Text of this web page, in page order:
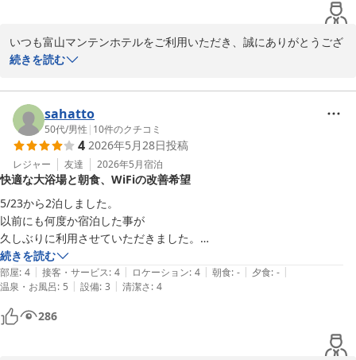
④夕食：ホテル隣接のおすすめ飲食店「焼肉」「居酒屋」「生簀割
烹」
ン」ネット販売
………………………………………………
⑤お好み枕：5種類から選べる「枕コーナー」　10階エレベーター
富山マンテンホテル（マンテンホテルチェーン）
また富山へお越しの際にはぜひご利用くださいませ。ご来館を心
よりお待ち申し上げております。
＝＝＝＝＝＝＝＝＝＝＝＝＝＝＝＝＝＝＝＝＝
■□■　富山マンテンホテルの魅力　■□■
＝＝＝＝＝＝＝＝＝＝＝＝＝＝＝＝＝＝＝＝＝
①アクセス：ＪＲ富山駅改札口正面より、市内電車で5分・桜橋駅
下車(復路優待乗車券有）
………………………………………………
②大浴場：【男湯】 「立山連峰展望浴場」人工ラジウム温泉・サウ
ナ・水風呂・ジェット風呂・露天風呂完備
【女湯】　人工ラジウム温泉、岩盤浴(天照石)・クールダウン室
付無料　※3名様限定(フロント予約要)
………………………………………………
③朝食：立山連峰眺望！！朝風呂入って、ゆっくり寛ぎながら「選
北陸の味・お袋の味「和定食」、カロリー最適「洋定食」：サラ
利用させていただきます。
11月に来るので宿泊予定です。
いつも富山マンテンホテルをご利用いただき、誠にありがとうござ
います。
大浴場やレストランからの立山連峰の眺望をお楽しみいただけたと
のこと、大変嬉しく拝読いたしました。天候に恵まれた日の雄大な
立山連峰の景色は、当ホテルならではの魅力のひとつでございま
す。
一方で、WiFiの接続につきましてはご不便をおかけし申し訳ござい
ませんでした。先日いただきましたご投稿の回答と重複いたします
が、より快適な通信環境を提供する為、2026年6月に全館wi-fi更新
工事を予定しております。
11月にもご宿泊をご予定とのこと、大変ありがたく存じます。次回
も気持ちよくお過ごしいただけるようスタッフ一同努めてまいりま
すので、ご来館を心よりお待ち申し上げております。
続きを読む
sahatto
50代/男性 | 10件のクチコミ
4 2026年5月28日投稿
レジャー 友達 2026年5月宿泊
快適な大浴場と朝食、WiFiの改善希望
5/23から2泊しました。
以前にも何度か宿泊した事が
久しぶりに利用させていただきました。
快適な大浴場ととっても美味しい朝食
満喫させていただき、
ありがとうございました。
一つだけの残念な点、
インターネットWiFiの繋がりが悪かった事が気になりました。
続きを読む
部屋: 4 | 接客・サービス: 4 | ロケーション: 4 | 朝食: - | 夕食: - |
温泉・お風呂: 5 | 設備: 3 | 清潔さ: 4
286